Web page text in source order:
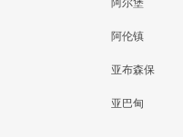
阿伦镇
亚布森保
亚巴甸